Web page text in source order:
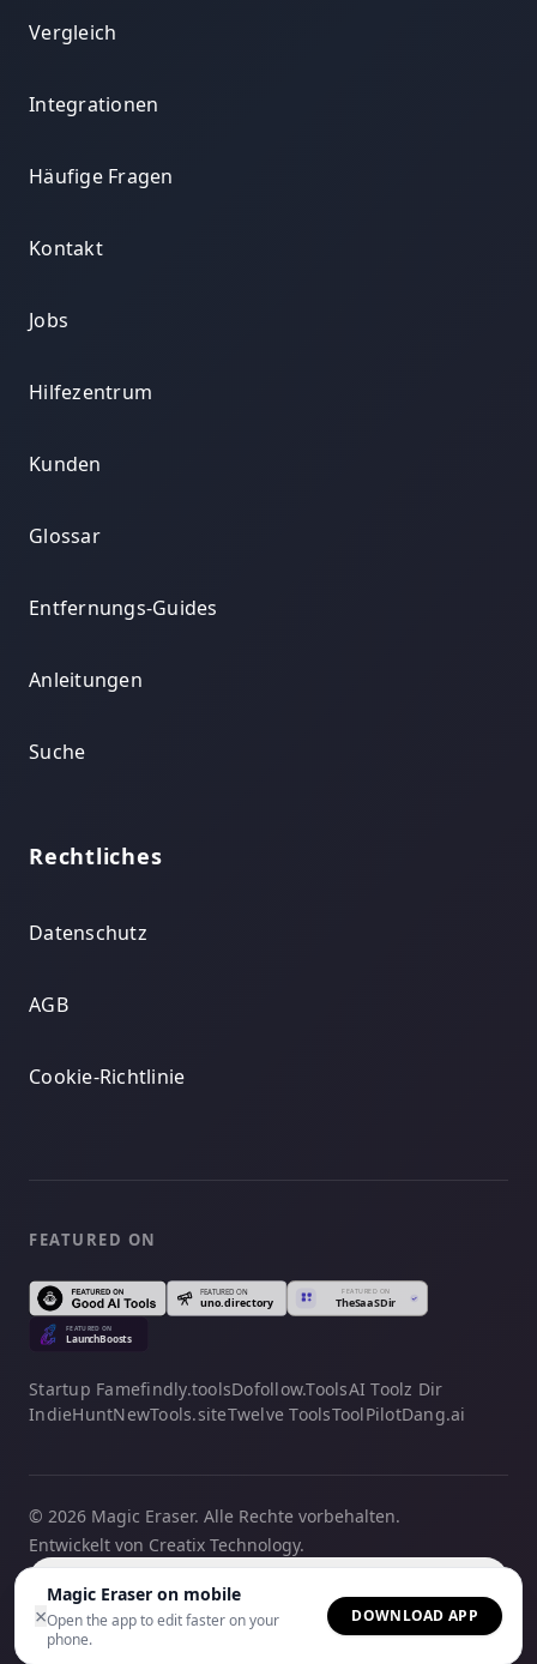
×
Magic Eraser on mobile
Open the app to edit faster on your
phone.
DOWNLOAD APP
Vergleich
Integrationen
Häufige Fragen
Kontakt
Jobs
Hilfezentrum
Kunden
Glossar
Entfernungs-Guides
Anleitungen
Suche
Rechtliches
Datenschutz
AGB
Cookie-Richtlinie
FEATURED ON
Startup Famefindly.toolsDofollow.ToolsAI Toolz Dir
IndieHuntNewTools.siteTwelve ToolsToolPilotDang.ai
© 2026 Magic Eraser. Alle Rechte vorbehalten.
Entwickelt von Creatix Technology.